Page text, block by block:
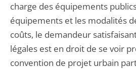
charge des équipements
équipements et les modalités
coûts, le demandeur
légales est en droit de se voir
convention de projet urbain